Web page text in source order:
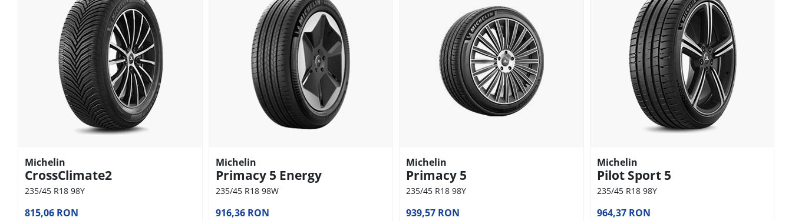
Michelin
CrossClimate2
235/45 R18 98Y
815,06 RON
Michelin
Primacy 5 Energy
235/45 R18 98W
916,36 RON
Michelin
Primacy 5
235/45 R18 98Y
939,57 RON
Michelin
Pilot Sport 5
235/45 R18 98Y
964,37 RON